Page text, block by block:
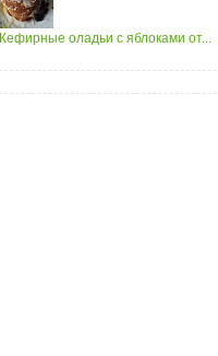
Кефирные оладьи с яблоками от...